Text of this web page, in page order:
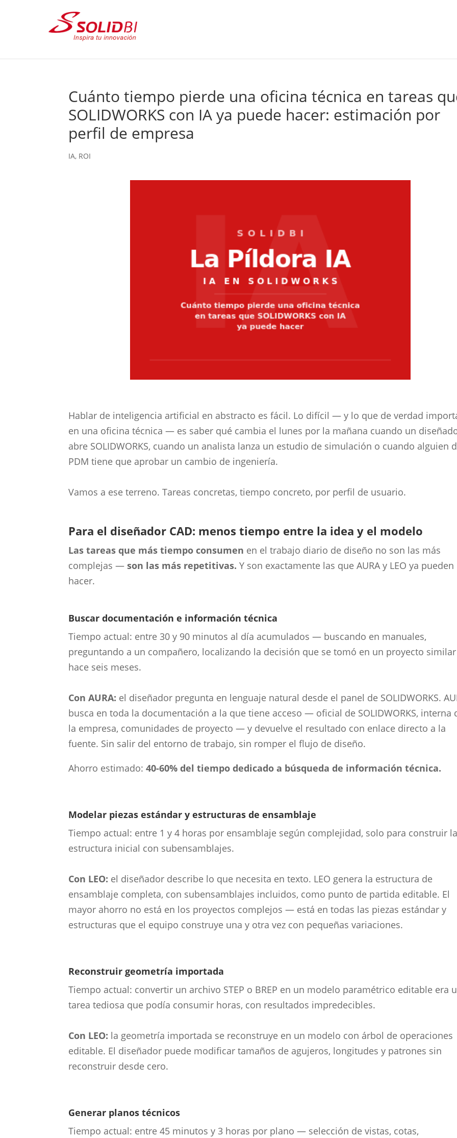
Cuánto tiempo pierde una oficina técnica en tareas
SOLIDWORKS con IA ya puede hacer: estimación por
perfil de empresa
IA, ROI
Hablar de inteligencia artificial en abstracto es fácil. Lo difícil — y lo que de verdad
en una oficina técnica — es saber qué cambia el lunes por la mañana cuando un
abre SOLIDWORKS, cuando un analista lanza un estudio de simulación o cuando alguien
PDM tiene que aprobar un cambio de ingeniería.
Vamos a ese terreno. Tareas concretas, tiempo concreto, por perfil de usuario.
Para el diseñador CAD: menos tiempo entre la idea y el modelo
Las tareas que más tiempo consumen en el trabajo diario de diseño no son las más
complejas — son las más repetitivas. Y son exactamente las que AURA y LEO ya pueden
hacer.
Buscar documentación e información técnica
Tiempo actual: entre 30 y 90 minutos al día acumulados — buscando en manuales,
preguntando a un compañero, localizando la decisión que se tomó en un proyecto similar
hace seis meses.
Con AURA: el diseñador pregunta en lenguaje natural desde el panel de SOLIDWORKS.
busca en toda la documentación a la que tiene acceso — oficial de SOLIDWORKS, interna
la empresa, comunidades de proyecto — y devuelve el resultado con enlace directo a la
fuente. Sin salir del entorno de trabajo, sin romper el flujo de diseño.
Ahorro estimado:40-60% del tiempo dedicado a búsqueda de información técnica.
Modelar piezas estándar y estructuras de ensamblaje
Tiempo actual: entre 1 y 4 horas por ensamblaje según complejidad, solo para construir la
estructura inicial con subensamblajes.
Con LEO: el diseñador describe lo que necesita en texto. LEO genera la estructura de
ensamblaje completa, con subensamblajes incluidos, como punto de partida editable. El
mayor ahorro no está en los proyectos complejos — está en todas las piezas estándar y
estructuras que el equipo construye una y otra vez con pequeñas variaciones.
Reconstruir geometría importada
Tiempo actual: convertir un archivo STEP o BREP en un modelo paramétrico editable era
tarea tediosa que podía consumir horas, con resultados impredecibles.
Con LEO: la geometría importada se reconstruye en un modelo con árbol de operaciones
editable. El diseñador puede modificar tamaños de agujeros, longitudes y patrones sin
reconstruir desde cero.
Generar planos técnicos
Tiempo actual: entre 45 minutos y 3 horas por plano — selección de vistas, cotas,